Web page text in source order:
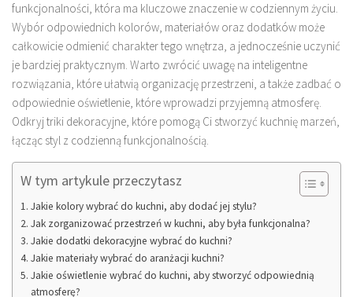
funkcjonalności, która ma kluczowe znaczenie w codziennym życiu.
Wybór odpowiednich kolorów, materiałów oraz dodatków może
całkowicie odmienić charakter tego wnętrza, a jednocześnie uczynić
je bardziej praktycznym. Warto zwrócić uwagę na inteligentne
rozwiązania, które ułatwią organizację przestrzeni, a także zadbać o
odpowiednie oświetlenie, które wprowadzi przyjemną atmosferę.
Odkryj triki dekoracyjne, które pomogą Ci stworzyć kuchnię marzeń,
łącząc styl z codzienną funkcjonalnością.
W tym artykule przeczytasz
Jakie kolory wybrać do kuchni, aby dodać jej stylu?
Jak zorganizować przestrzeń w kuchni, aby była funkcjonalna?
Jakie dodatki dekoracyjne wybrać do kuchni?
Jakie materiały wybrać do aranżacji kuchni?
Jakie oświetlenie wybrać do kuchni, aby stworzyć odpowiednią
atmosferę?